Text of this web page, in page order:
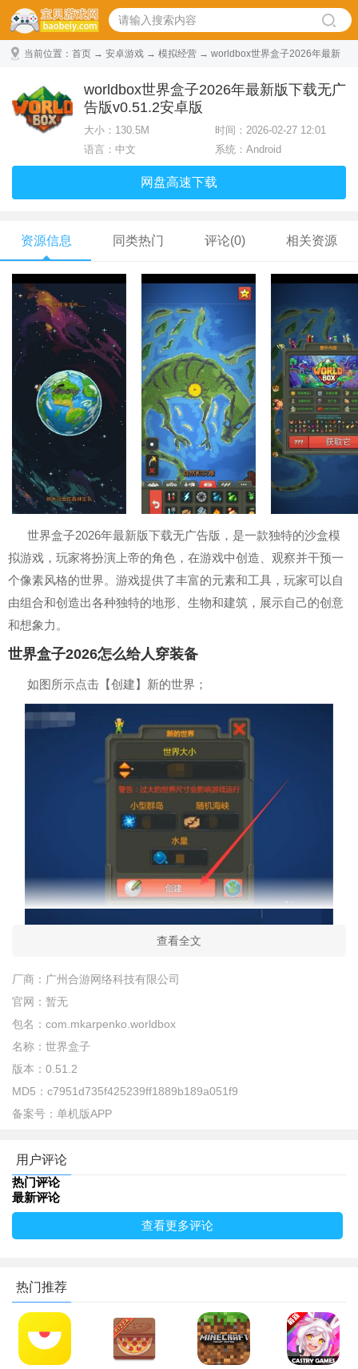
当前位置： 首页 → 安卓游戏 → 模拟经营 → worldbox世界盒子2026年最新
worldbox世界盒子2026年最新版下载无广
告版v0.51.2安卓版
大小： 130.5M
时间：2026-02-27 12:01
语言：中文
系统：Android
网盘高速下载
资源信息 同类热门 评论(0) 相关资源
世界盒子2026年最新版下载无广告版，是一款独特的沙盒模
拟游戏，玩家将扮演上帝的角色，在游戏中创造、观察并干预一
个像素风格的世界。游戏提供了丰富的元素和工具，玩家可以自
由组合和创造出各种独特的地形、生物和建筑，展示自己的创意
和想象力。
世界盒子2026怎么给人穿装备
如图所示点击【创建】新的世界；
如图所示点击打开角色装备界面；
查看全文
厂商： 广州合游网络科技有限公司
官网： 暂无
包名： com.mkarpenko.worldbox
名称： 世界盒子
版本： 0.51.2
MD5： c7951d735f425239ff1889b189a051f9
备案号： 单机版APP
用户评论
热门评论
最新评论
查看更多评论
热门推荐